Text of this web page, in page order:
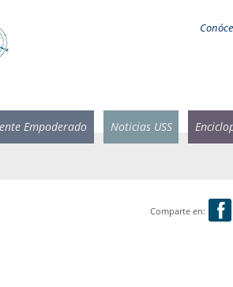
Empoderado Noticias USS
Comparte en:
de